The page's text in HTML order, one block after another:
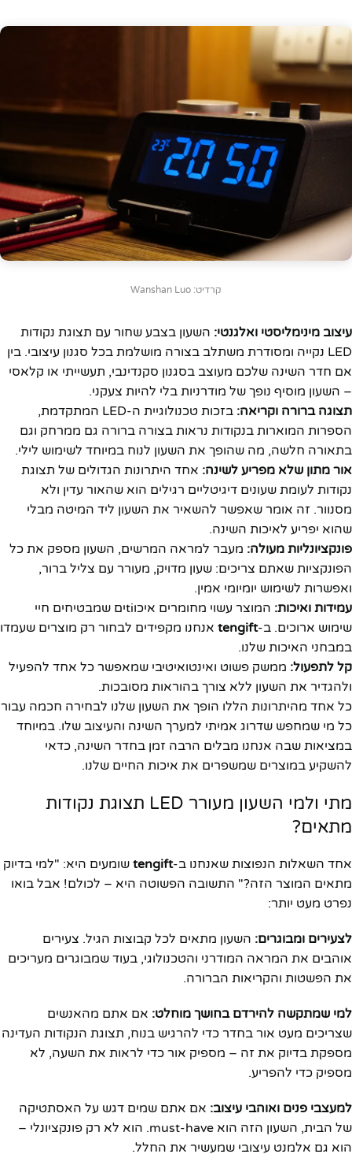
קרדיט: Wanshan Luo
עיצוב מינימליסטי ואלגנטי: השעון בצבע שחור עם תצוגת נקודות
LED נקייה ומסודרת משתלב בצורה מושלמת בכל סגנון עיצובי. בין
אם חדר השינה שלכם מעוצב בסגנון סקנדינבי, תעשייתי או קלאסי
– השעון מוסיף נופך של מודרניות בלי להיות צעקני.
תצוגה ברורה וקריאה:
בזכות טכנולוגיית ה-LED המתקדמת,
הספרות המוארות בנקודות נראות בצורה ברורה גם ממרחק וגם
בתאורה חלשה, מה שהופך את השעון לנוח במיוחד לשימוש לילי.
אור מתון שלא מפריע לשינה: אחד היתרונות הגדולים של תצוגת
נקודות לעומת שעונים דיגיטליים רגילים הוא שהאור עדין ולא
מסנוור. זה אומר שאפשר להשאיר את השעון ליד המיטה מבלי
שהוא יפריע לאיכות השינה.
פונקציונליות מעולה: מעבר למראה המרשים, השעון מספק את כל
הפונקציות שאתם צריכים: שעון מדויק, מעורר עם צליל ברור,
ואפשרות לשימוש יומיומי אמין.
עמידות ואיכות:
המוצר עשוי מחומרים איכוtiים שמבטיחים חיי
שימוש ארוכים. ב-tengift אנחנו מקפידים לבחור רק מוצרים שעמדו
במבחני האיכות שלנו.
קל לתפעול: ממשק פשוט ואינטואיטיבי שמאפשר כל אחד להפעיל
ולהגדיר את השעון ללא צורך בהוראות מסובכות.
כל אחד מהיתרונות הללו הופך את השעון שלנו לבחירה חכמה עבור
כל מי שמחפש שדרוג אמיתי למערך השינה והעיצוב שלו. במיוחד
במציאות שבה אנחנו מבלים הרבה זמן בחדר השינה, כדאי
להשקיע במוצרים שמשפרים את איכות החיים שלנו.
מתי ולמי השעון מעורר LED תצוגת נקודות
מתאים?
אחד השאלות הנפוצות שאנחנו ב-tengift שומעים היא: "למי בדיוק
מתאים המוצר הזה?" התשובה הפשוטה היא – לכולם! אבל בואו
נפרט מעט יותר:
לצעירים ומבוגרים: השעון מתאים לכל קבוצות הגיל. צעירים
אוהבים את המראה המודרני והטכנולוגי, בעוד שמבוגרים מעריכים
את הפשטות והקריאות הברורה.
למי שמתקשה להירדם בחושך מוחלט: אם אתם מהאנשים
שצריכים מעט אור בחדר כדי להרגיש בנוח, תצוגת הנקודות העדינה
מספקת בדיוק את זה – מספיק אור כדי לראות את השעה, לא
מספיק כדי להפריע.
למעצבי פנים ואוהבי עיצוב: אם אתם שמים דגש על האסתטיקה
של הבית, השעון הזה הוא must-have. הוא לא רק פונקציונלי –
הוא גם אלמנט עיצובי שמעשיר את החלל.